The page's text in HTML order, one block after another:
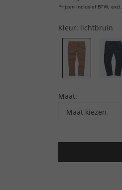
Prijzen inclusief BTW, excl.
Kleur: lichtbruin
Maat:
Maat kiezen